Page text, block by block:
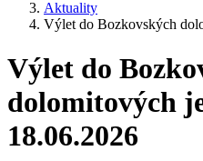
Aktuality
Výlet do Bozkovských
Výlet do
dolomitových
18.06.2026